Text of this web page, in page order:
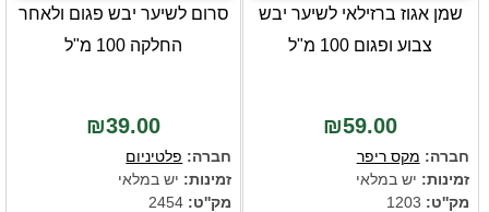
שמן אגוז ברזילאי לשיער יבש
צבוע ופגום 100 מ"ל
₪59.00
חברה: מקס ריפר
זמינות: יש במלאי
מק''ט:
סרום לשיער יבש פגום ולאחר
החלקה 100 מ"ל
₪39.00
חברה: פלטיניום
זמינות: יש במלאי
מק''ט: